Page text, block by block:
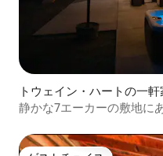
トウェイン・ハートの一軒
静かな7エーカーの敷地に